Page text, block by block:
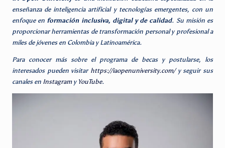
enseñanza de inteligencia artificial y tecnologías emergentes, con un
enfoque en formación inclusiva, digital y de calidad. Su misión es
proporcionar herramientas de transformación personal y profesional a
miles de jóvenes en Colombia y Latinoamérica.
Para conocer más sobre el programa de becas y postularse, los
interesados pueden visitar https://iaopenuniversity.com/y seguir sus
canales en Instagramy YouTube.